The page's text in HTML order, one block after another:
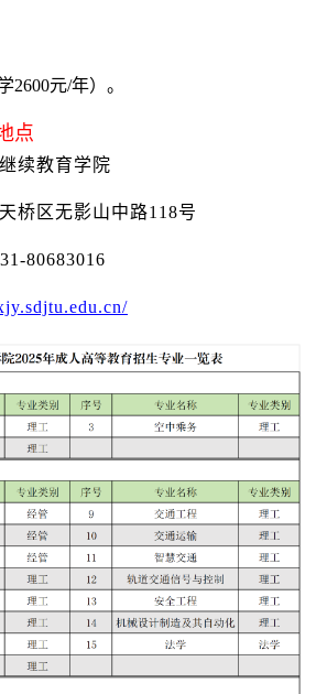
2600元/年）。
点
续教育学院
桥区无影山中路118号
80683016